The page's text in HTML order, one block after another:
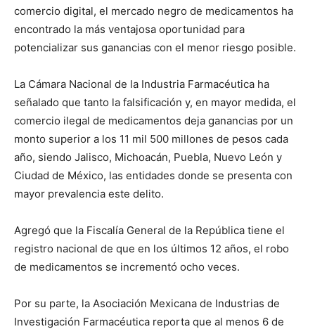
comercio digital, el mercado negro de medicamentos ha
encontrado la más ventajosa oportunidad para
potencializar sus ganancias con el menor riesgo posible.
La Cámara Nacional de la Industria Farmacéutica ha
señalado que tanto la falsificación y, en mayor medida, el
comercio ilegal de medicamentos deja ganancias por un
monto superior a los 11 mil 500 millones de pesos cada
año, siendo Jalisco, Michoacán, Puebla, Nuevo León y
Ciudad de México, las entidades donde se presenta con
mayor prevalencia este delito.
Agregó que la Fiscalía General de la República tiene el
registro nacional de que en los últimos 12 años, el robo
de medicamentos se incrementó ocho veces.
Por su parte, la Asociación Mexicana de Industrias de
Investigación Farmacéutica reporta que al menos 6 de